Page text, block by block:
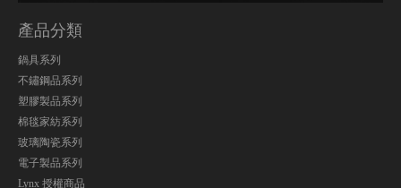
產品分類
鍋具系列
不鏽鋼品系列
塑膠製品系列
棉毯家紡系列
玻璃陶瓷系列
電子製品系列
Lynx 授權商品